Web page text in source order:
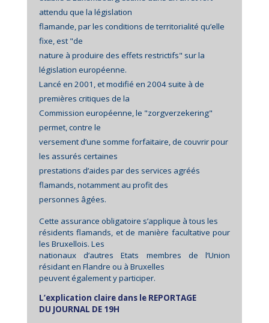
attendu que la législation
flamande, par les conditions de territorialité qu’elle
fixe, est "de
nature à produire des effets restrictifs" sur la
législation européenne.
Lancé en 2001, et modifié en 2004 suite à de
premières critiques de la
Commission européenne, le "zorgverzekering"
permet, contre le
versement d’une somme forfaitaire, de couvrir pour
les assurés certaines
prestations d’aides par des services agréés
flamands, notamment au profit des
personnes âgées.
Cette assurance obligatoire s’applique à tous les
résidents flamands, et de manière facultative pour
les Bruxellois. Les
nationaux d’autres Etats membres de l’Union
résidant en Flandre ou à Bruxelles
peuvent également y participer.
L’explication claire dans le REPORTAGE
DU JOURNAL DE 19H